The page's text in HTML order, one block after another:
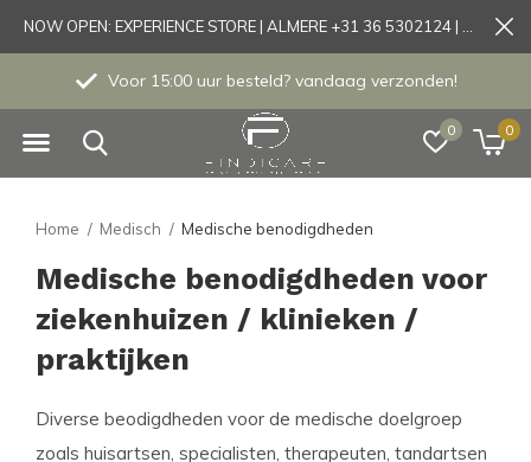
0 0
Voor 15:00 uur besteld? vandaag verzonden!
Home Medisch Medische benodigdheden
Medische benodigdheden voor
ziekenhuizen / klinieken /
praktijken
Diverse beodigdheden voor de medische doelgroep
zoals huisartsen, specialisten, therapeuten, tandartsen